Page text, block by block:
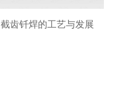
截齿钎焊的工艺与发展